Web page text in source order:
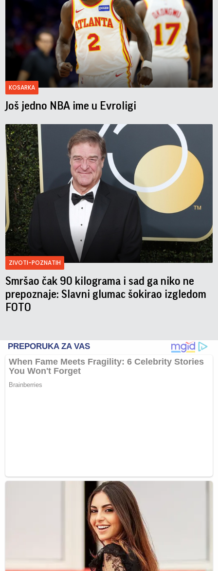
KOSARKA
Još jedno NBA ime u Evroligi
ZIVOTI-POZNATIH
Smršao čak 90 kilograma i sad ga niko ne
prepoznaje: Slavni glumac šokirao izgledom
FOTO